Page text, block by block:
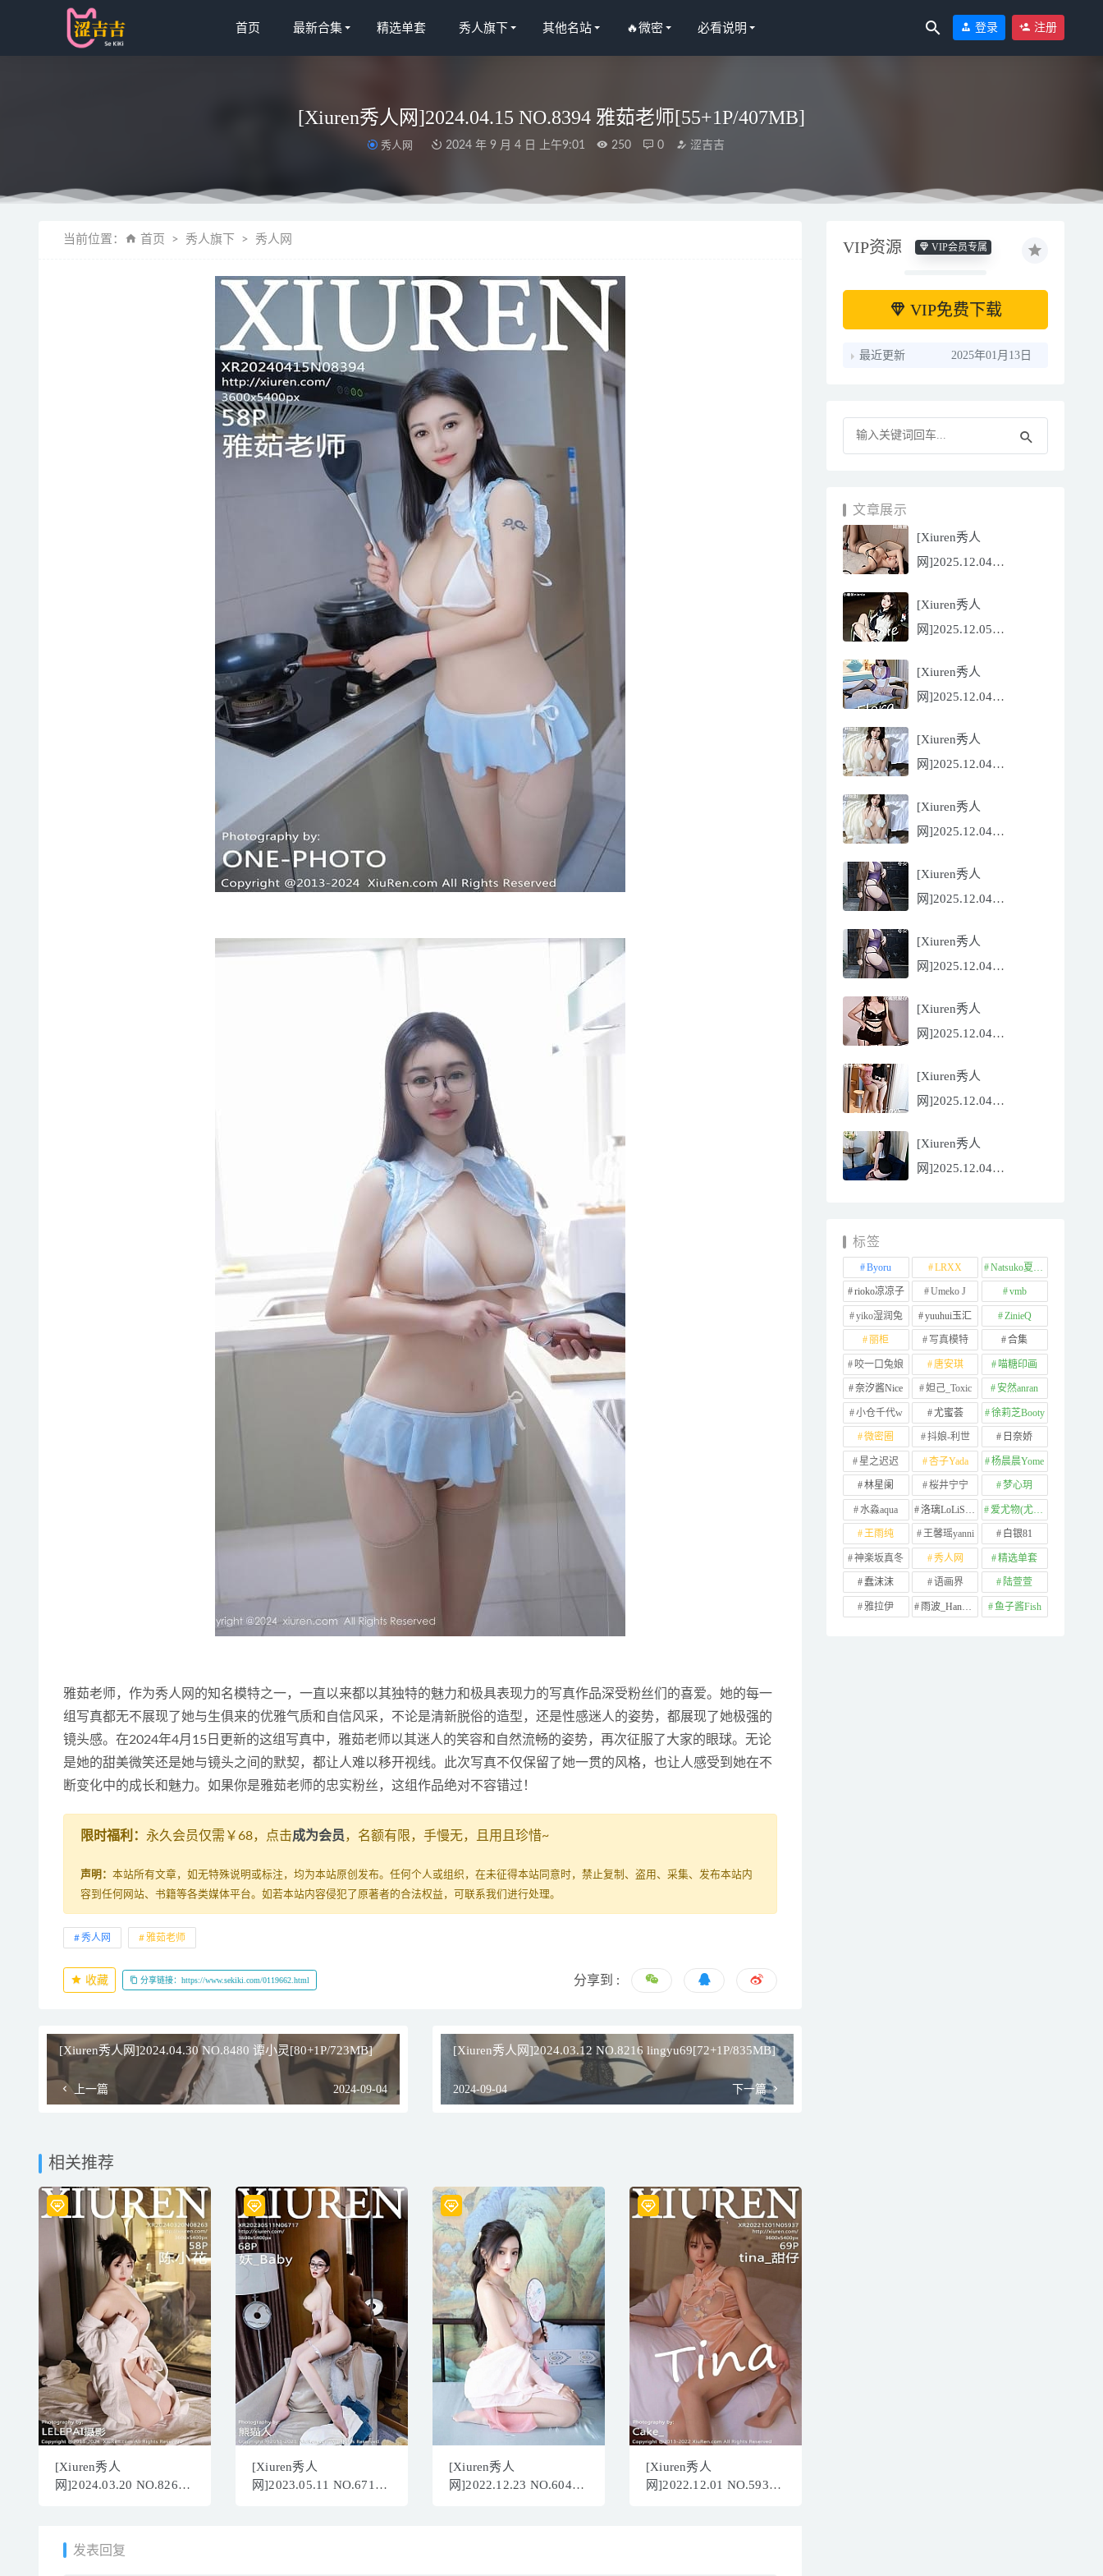
首页 最新合集 精选单套 秀人旗下 其他名站 🔥微密 必看说明 登录 注册
[Xiuren秀人网]2024.04.15 NO.8394 雅茹老师[55+1P/407MB]
秀人网 2024 年 9 月 4 日 上午9:01 250 0 涩吉吉
当前位置： 首页 秀人旗下 秀人网
雅茹老师，作为秀人网的知名模特之一，一直以来都以其独特的魅力和极具表现力的写真作品深受粉丝们的喜爱。她的每一
组写真都无不展现了她与生俱来的优雅气质和自信风采，不论是清新脱俗的造型，还是性感迷人的姿势，都展现了她极强的
镜头感。在2024年4月15日更新的这组写真中，雅茹老师以其迷人的笑容和自然流畅的姿势，再次征服了大家的眼球。无论
是她的甜美微笑还是她与镜头之间的默契，都让人难以移开视线。此次写真不仅保留了她一贯的风格，也让人感受到她在不
断变化中的成长和魅力。如果你是雅茹老师的忠实粉丝，这组作品绝对不容错过！
限时福利： 永久会员仅需￥68，点击成为会员，名额有限，手慢无，且用且珍惜~
声明： 本站所有文章，如无特殊说明或标注，均为本站原创发布。任何个人或组织，在未征得本站同意时，禁止复制、盗用、采集、发布本站内
容到任何网站、书籍等各类媒体平台。如若本站内容侵犯了原著者的合法权益，可联系我们进行处理。
秀人网 雅茹老师
收藏 分享链接：https://www.sekiki.com/0119662.html 分享到 :
[Xiuren秀人网]2024.04.30 NO.8480 谭小灵[80+1P/723MB]
上一篇 2024-09-04
[Xiuren秀人网]2024.03.12 NO.8216 lingyu69[72+1P/835MB]
2024-09-04 下一篇
相关推荐
[Xiuren秀人
网]2024.03.20 NO.8263
[Xiuren秀人
网]2023.05.11 NO.6717
[Xiuren秀人
网]2022.12.23 NO.6040
[Xiuren秀人
网]2022.12.01 NO.5937
发表回复
VIP资源 VIP会员专属
VIP免费下载
最近更新 2025年01月13日
文章展示
[Xiuren秀人
网]2025.12.04
[81P/751.43MB]
[Xiuren秀人
网]2025.12.05
nienie[60P/642.39MB]
[Xiuren秀人
网]2025.12.04
Flora[81P/832.27MB]
[Xiuren秀人
网]2025.12.04
[56P/602.69MB]
[Xiuren秀人
网]2025.12.04
[56P/602.69MB]
[Xiuren秀人
网]2025.12.04
[71P/960.78MB]
[Xiuren秀人
网]2025.12.04
[71P/960.78MB]
[Xiuren秀人
网]2025.12.04
[86P/762.32MB]
[Xiuren秀人
网]2025.12.04
Well11[67P/745.99MB]
[Xiuren秀人
网]2025.12.04
标签
Byoru LRXX Natsuko夏夏子
rioko凉凉子 Umeko J vmb
yiko湿润兔 yuuhui玉汇 ZinieQ
丽柜 写真模特 合集
咬一口兔娘 唐安琪 喵糖印画
奈汐酱Nice 妲己_Toxic 安然anran
小仓千代w 尤蜜荟 徐莉芝Booty
微密圈 抖娘-利世 日奈娇
星之迟迟 杏子Yada 杨晨晨Yome
林星阑 桜井宁宁 梦心玥
水淼aqua 洛璃LoLiSAMA 爱尤物(尤果网)
王雨纯 王馨瑶yanni 白银81
神楽坂真冬 秀人网 精选单套
蠢沫沫 语画界 陆萱萱
雅拉伊 雨波_HaneAme 鱼子酱Fish
日奈娇 – NO.057 甘雨女仆[23P-394MB] 2022-12-11
Natsuko夏夏子 – NO.58 白天蛾[61P-494MB] 2025-01-30
[Xiuren秀人网]2025.06.26 NO.10470 小肉肉咪[76+1P/721MB]